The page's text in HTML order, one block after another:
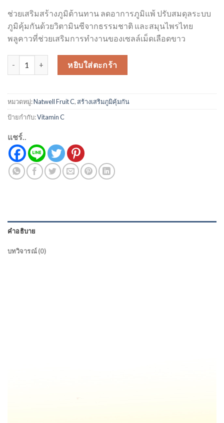
price
was:
360 ฿.
price
is:
325 ฿.
ช่วยเสริมสร้างภูมิต้านทาน ลดอาการภูมิแพ้ ปรับสมดุลระบบ
ภูมิคุ้มกันด้วยวิตามินซีจากธรรมชาติ และสมุนไพรไทย
พลูคาวที่ช่วยเสริมการทำงานของเซลล์เม็ดเลือดขาว
จำนวน Natwell Fruit C 700 ชิ้น
หยิบใส่ตะกร้า
หมวดหมู่:Natwell Fruit C, สร้างเสริมภูมิคุ้มกัน
ป้ายกำกับ:Vitamin C
แชร์..
คำอธิบาย
บทวิจารณ์ (0)